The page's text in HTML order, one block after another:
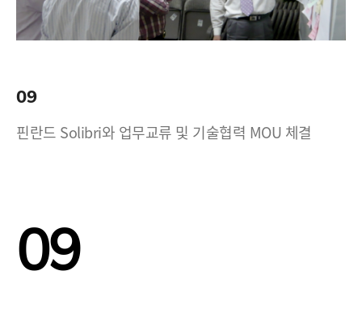
09
핀란드 Solibri와 업무교류 및 기술협력 MOU 체결
09